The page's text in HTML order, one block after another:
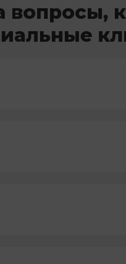
вопросы,